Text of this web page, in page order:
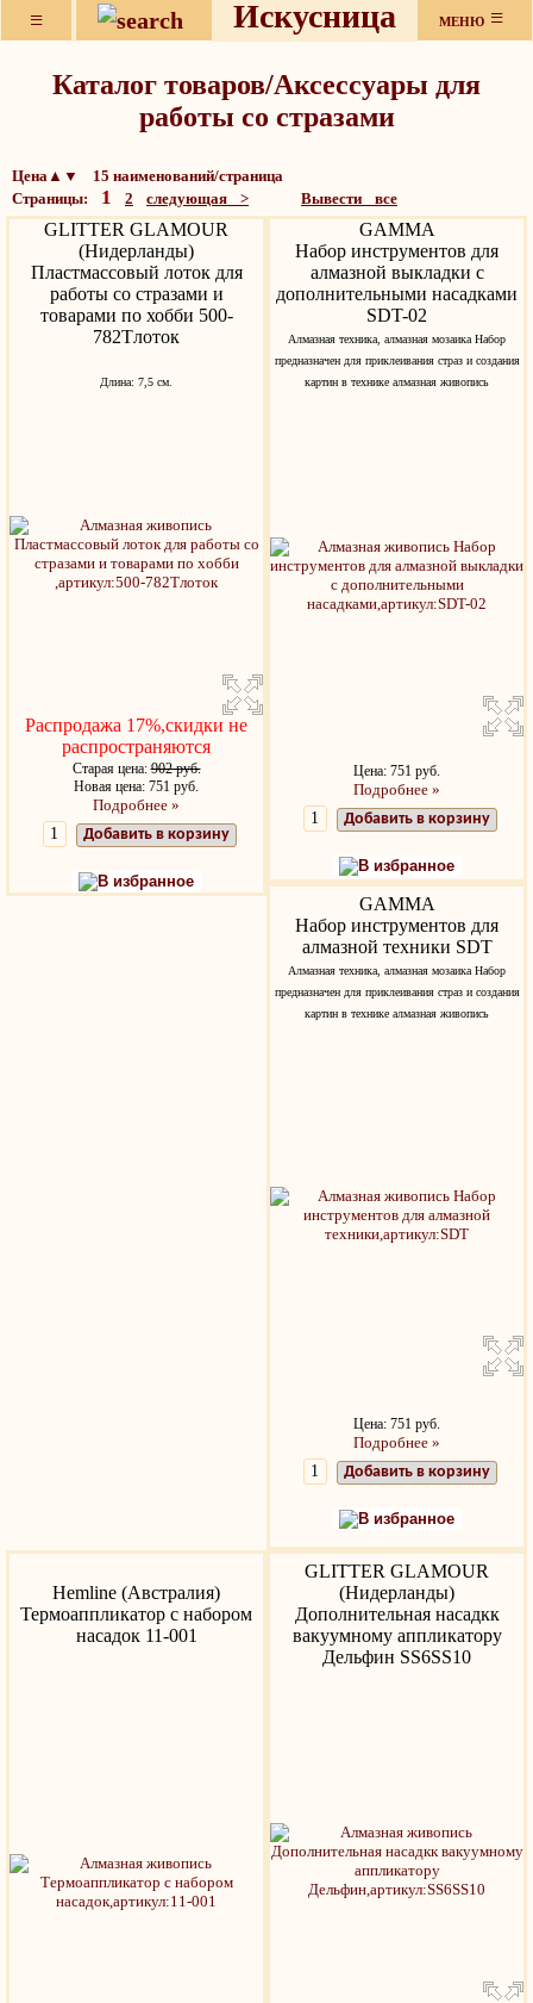
≡ Искусница МЕНЮ ≡
Каталог товаров/Аксессуары для
работы со стразами
Цена▲▼ 15 наименований/страница
Страницы: 1 2 следующая > Вывести все
GLITTER GLAMOUR
(Нидерланды)
Пластмассовый лоток для
работы со стразами и
товарами по хобби 500-
782Tлоток
Длина: 7,5 см.
Распродажа 17%,скидки не
распространяются
Старая цена:902 руб.
Новая цена: 751 руб.
Подробнее »
Добавить в корзину
В избранное
GAMMA
Набор инструментов для
алмазной выкладки с
дополнительными насадками
SDT-02
Алмазная техника, алмазная мозаика Набор
предназначен для приклеивания страз и создания
картин в технике алмазная живопись
Цена: 751 руб.
Подробнее »
Добавить в корзину
В избранное
GAMMA
Набор инструментов для
алмазной техники SDT
Алмазная техника, алмазная мозаика Набор
предназначен для приклеивания страз и создания
картин в технике алмазная живопись
Цена: 751 руб.
Подробнее »
Добавить в корзину
В избранное
Hemline (Австралия)
Термоаппликатор с набором
насадок 11-001
GLITTER GLAMOUR
(Нидерланды)
Дополнительная насадкк
вакуумному аппликатору
Дельфин SS6SS10